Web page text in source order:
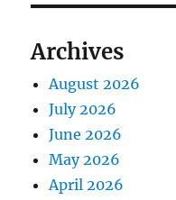
Archives
August 2026
July 2026
June 2026
May 2026
April 2026